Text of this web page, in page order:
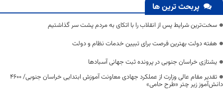
پربحث ترین ها
سخت‌ترین شرایط پس از انقلاب را با اتکای به مردم پشت سر گذاشتیم
هفته دولت بهترین فرصت برای تبیین خدمات نظام و دولت
یشتازی خراسان جنوبی در پرونده ثبت جهانی آسبادها
تقدیر مقام عالی وزارت از عملکرد جهادی معاونت آموزش ابتدایی خراسان جنوبی/ ۴۶۰۰
دانش‌آموز زیر چتر «طرح حامی»